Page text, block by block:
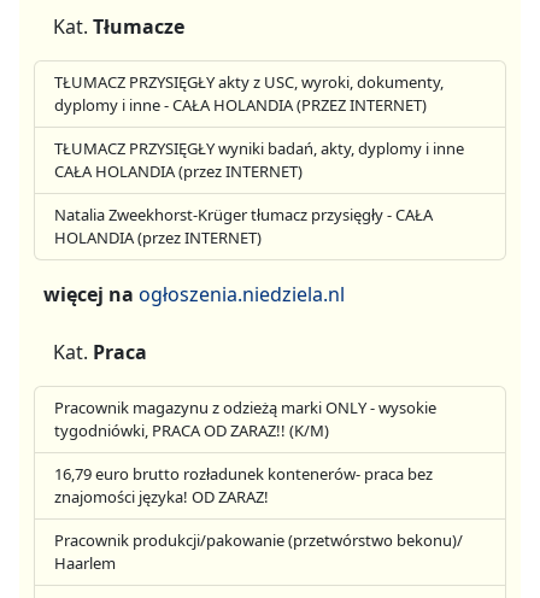
Kat. Tłumacze
TŁUMACZ PRZYSIĘGŁY akty z USC, wyroki, dokumenty,
dyplomy i inne - CAŁA HOLANDIA (PRZEZ INTERNET)
TŁUMACZ PRZYSIĘGŁY wyniki badań, akty, dyplomy i inne
CAŁA HOLANDIA (przez INTERNET)
Natalia Zweekhorst-Krüger tłumacz przysięgły - CAŁA
HOLANDIA (przez INTERNET)
więcej na ogłoszenia.niedziela.nl
Kat. Praca
Pracownik magazynu z odzieżą marki ONLY - wysokie
tygodniówki, PRACA OD ZARAZ!! (K/M)
16,79 euro brutto rozładunek kontenerów- praca bez
znajomości języka! OD ZARAZ!
Pracownik produkcji/pakowanie (przetwórstwo bekonu)/
Haarlem